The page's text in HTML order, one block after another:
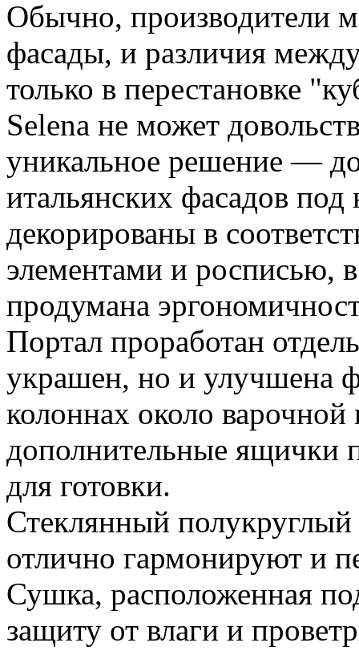
Обычно, производители
фасады, и различия
только в перестановке
Selena не может
уникальное решение —
итальянских фасадов
декорированы в
элементами и росписью,
продумана
Портал проработан
украшен, но и улучшена
колоннах около
дополнительные ящички
для готовки.
Стеклянный полукруглый
отлично гармонируют и
Сушка, расположенная
защиту от влаги и